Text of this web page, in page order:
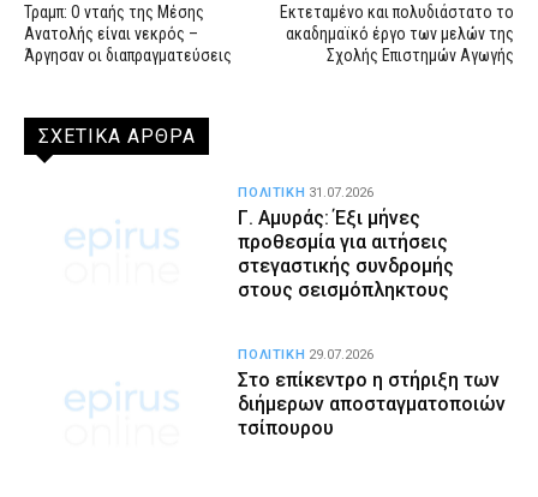
Τραμπ: Ο νταής της Μέσης
Ανατολής είναι νεκρός –
Άργησαν οι διαπραγματεύσεις
Εκτεταμένο και πολυδιάστατο το
ακαδημαϊκό έργο των μελών της
Σχολής Επιστημών Αγωγής
ΣΧΕΤΙΚΑ ΑΡΘΡΑ
Γ. Αμυράς: Έξι μήνες
προθεσμία για αιτήσεις
στεγαστικής συνδρομής
στους σεισμόπληκτους
ΠΟΛΙΤΙΚΗ 31.07.2026
Στο επίκεντρο η στήριξη των
διήμερων αποσταγματοποιών
τσίπουρου
ΠΟΛΙΤΙΚΗ 29.07.2026